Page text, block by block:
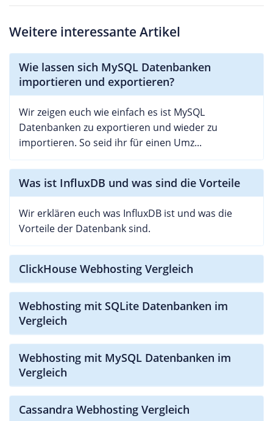
Weitere interessante Artikel
Wie lassen sich MySQL Datenbanken
importieren und exportieren?
Wir zeigen euch wie einfach es ist MySQL
Datenbanken zu exportieren und wieder zu
importieren. So seid ihr für einen Umz...
Was ist InfluxDB und was sind die Vorteile
Wir erklären euch was InfluxDB ist und was die
Vorteile der Datenbank sind.
ClickHouse Webhosting Vergleich
Webhosting mit SQLite Datenbanken im
Vergleich
Webhosting mit MySQL Datenbanken im
Vergleich
Cassandra Webhosting Vergleich